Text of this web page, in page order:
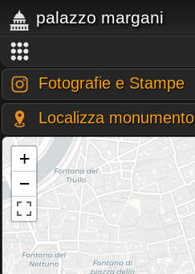
palazzo margani
Fotografie e Stampe
Localizza monumento
+
−